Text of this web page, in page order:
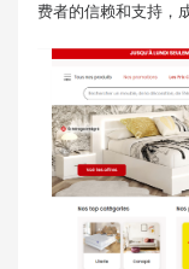
费者的信赖和支持，